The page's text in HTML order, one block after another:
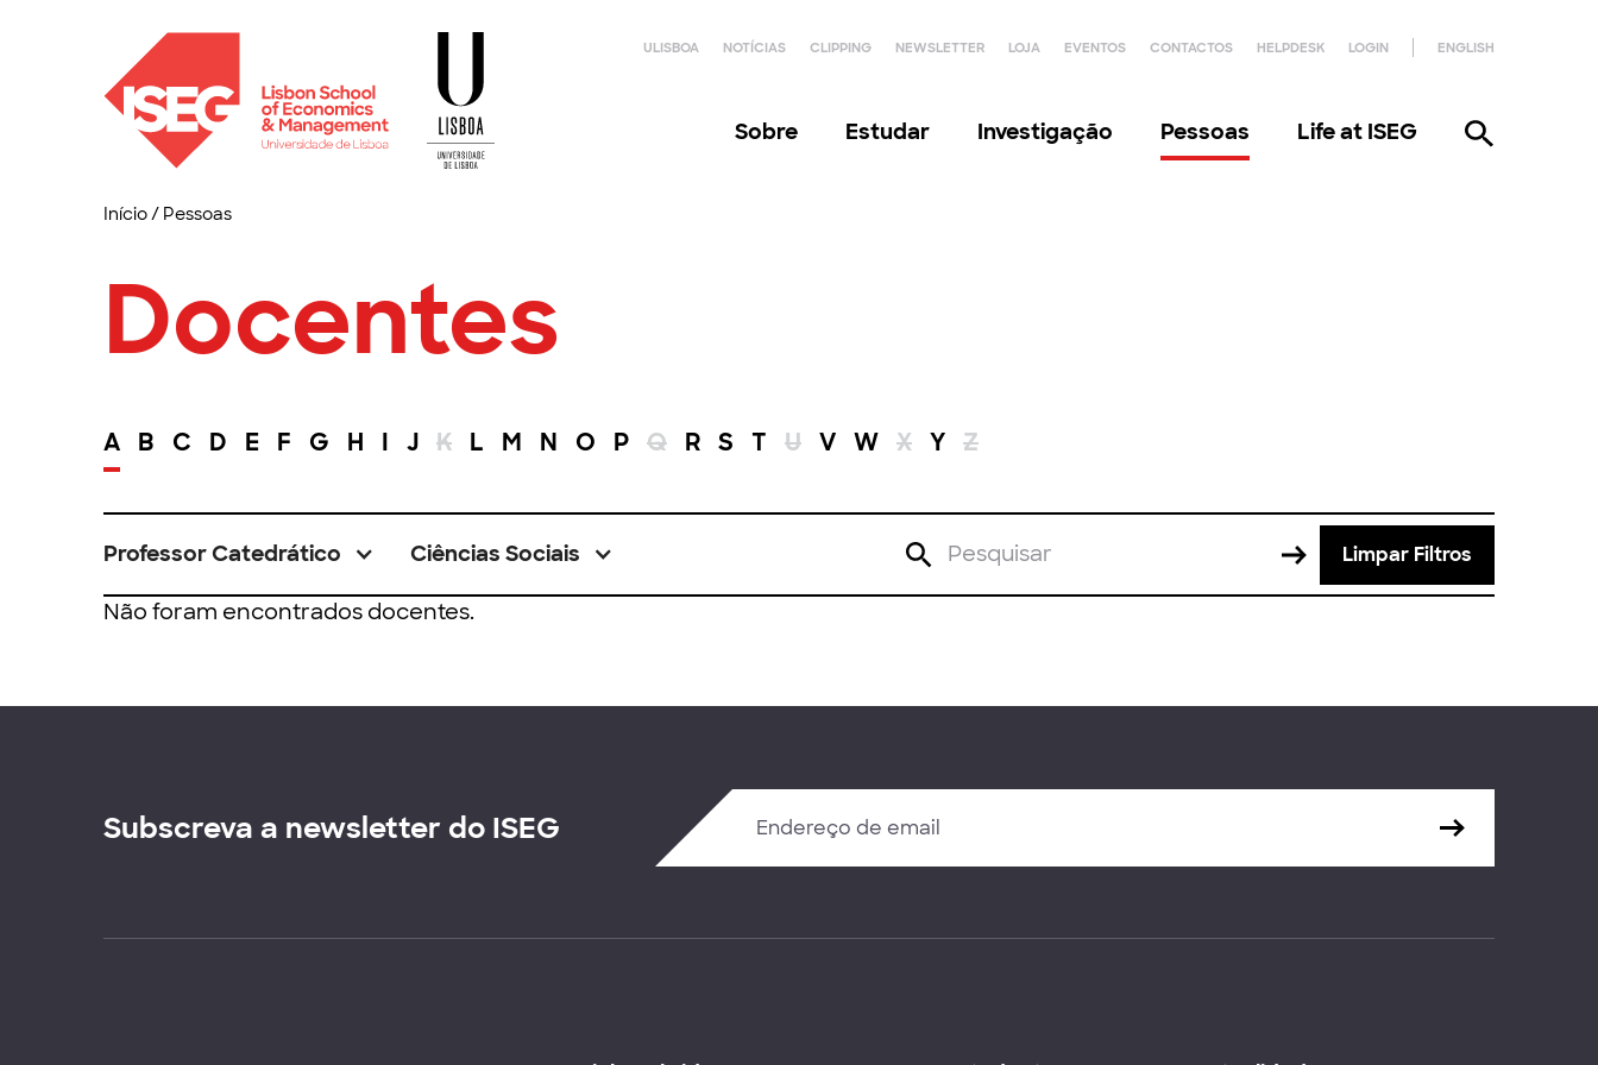
ULISBOA NOTÍCIAS CLIPPING NEWSLETTER LOJA EVENTOS CONTACTOS HELPDESK LOGIN ENGLISH
Sobre Estudar Investigação Pessoas Life at ISEG
Início/ Pessoas
Docentes
A B C D E F G H I J K L M N O P Q R S T U V W X Y Z
Professor Catedrático Ciências Sociais Limpar Filtros
Não foram encontrados docentes.
Subscreva a newsletter do ISEG